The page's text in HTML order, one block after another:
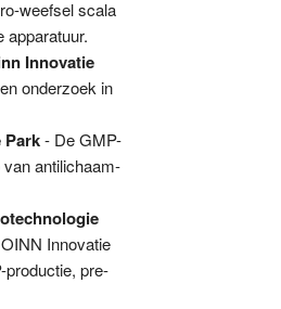
weefsel scala
apparatuur.
Innovatie
onderzoek in
Park- De GMP-
antilichaam-
Innovatie
productie, pre-